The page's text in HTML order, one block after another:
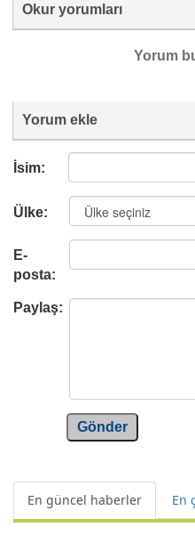
Okur yorumları
Yorum
Yorum ekle
İsim:
Ülke:
E-
posta:
Paylaş:
Gönder
En güncel haberler En